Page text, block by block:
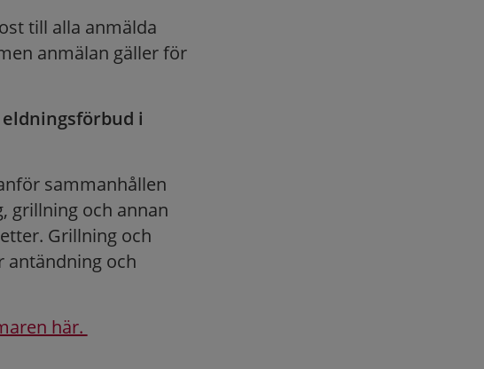
till alla anmälda
anmälan gäller för
i
sammanhållen
grillning och annan
Grillning och
antändning och
här.